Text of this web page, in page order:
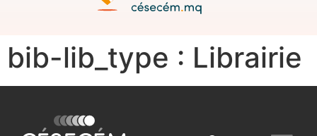
bib-lib_type : Librairie